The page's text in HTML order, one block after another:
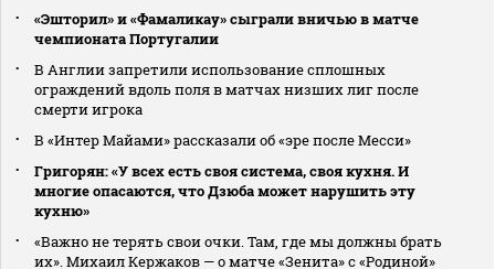
«Эшторил» и «Фамаликау» сыграли вничью в матче
чемпионата Португалии
В Англии запретили использование сплошных
ограждений вдоль поля в матчах низших лиг после
смерти игрока
В «Интер Майами» рассказали об «эре после Месси»
Григорян: «У всех есть своя система, своя кухня. И
многие опасаются, что Дзюба может нарушить эту
кухню»
«Важно не терять свои очки. Там, где мы должны брать
их». Михаил Кержаков — о матче «Зенита» с «Родиной»